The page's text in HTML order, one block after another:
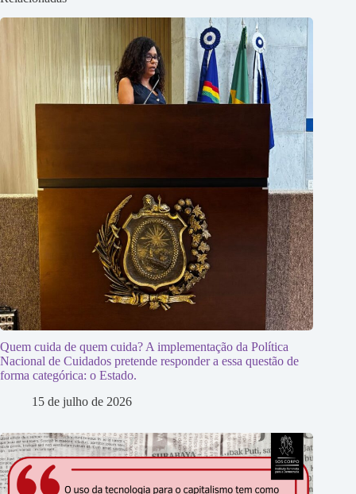
Quem cuida de quem cuida? A implementação da Política
Nacional de Cuidados pretende responder a essa questão de
forma categórica: o Estado.
15 de julho de 2026